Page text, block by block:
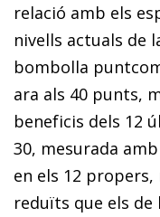
relació amb els
nivells actuals de
bombolla
ara als 40 punts,
beneficis dels 12
30, mesurada
en els 12
reduïts que els de